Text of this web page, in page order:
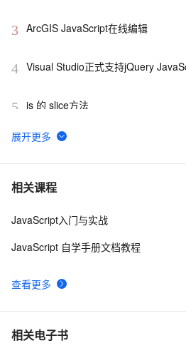
3 ArcGIS JavaScript在线编辑
4 Visual Studio正式支持jQuery
5 js 的 slice方法
6 js 闭包 原型
7 在IE下的JS编程需注意的内存释放问
8 js 小技巧----复制
相关课程
查看更多
JavaScript入门与实战
JavaScript 自学手册文档教程
相关电子书